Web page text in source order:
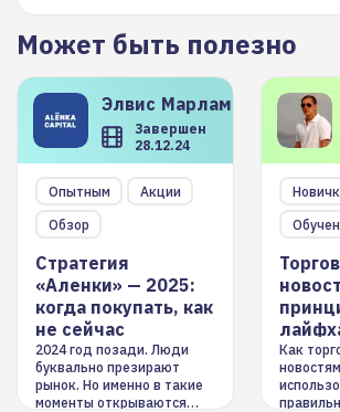
Может быть полезно
Элвис Марламов
Завершен
28.12.24
Опытным
Акции
Обзор
Стратегия
«Аленки» — 2025:
когда покупать, как
не сейчас
2024 год позади. Люди
буквально презирают
рынок. Но именно в такие
моменты открываются
Как